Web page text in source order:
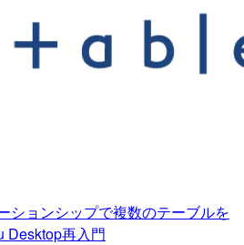
ションシップで複数のテーブルを
Desktop再入門